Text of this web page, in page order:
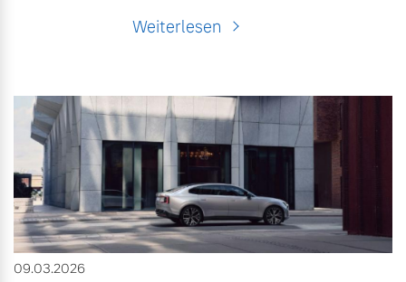
Weiterlesen
09.03.2026